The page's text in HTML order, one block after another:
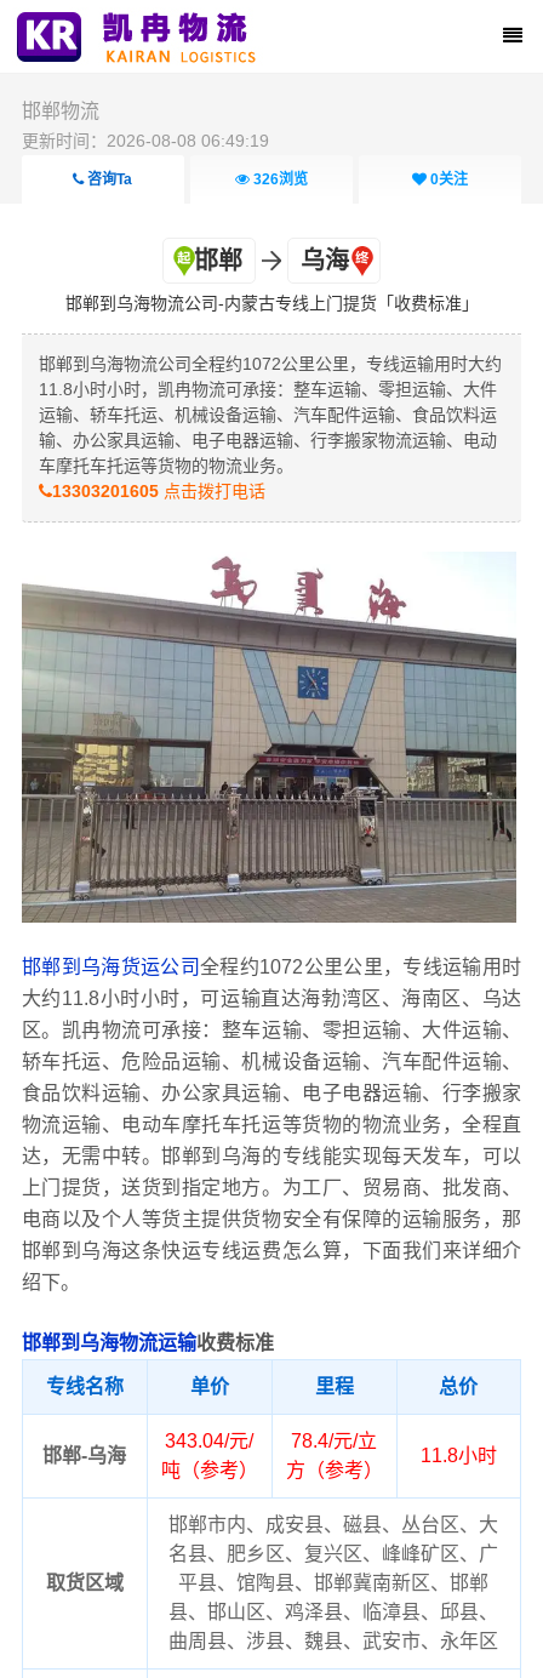
邯郸物流
更新时间：2026-08-08 06:49:19
咨询Ta 326浏览 0关注
邯郸 乌海
邯郸到乌海物流公司-内蒙古专线上门提货「收费标准」
邯郸到乌海物流公司全程约1072公里公里，专线运输用时大约
11.8小时小时，凯冉物流可承接：整车运输、零担运输、大件
运输、轿车托运、机械设备运输、汽车配件运输、食品饮料运
输、办公家具运输、电子电器运输、行李搬家物流运输、电动
车摩托车托运等货物的物流业务。
13303201605点击拨打电话
邯郸到乌海货运公司全程约1072公里公里，专线运输用时
大约11.8小时小时，可运输直达海勃湾区、海南区、乌达
区。凯冉物流可承接：整车运输、零担运输、大件运输、
轿车托运、危险品运输、机械设备运输、汽车配件运输、
食品饮料运输、办公家具运输、电子电器运输、行李搬家
物流运输、电动车摩托车托运等货物的物流业务，全程直
达，无需中转。邯郸到乌海的专线能实现每天发车，可以
上门提货，送货到指定地方。为工厂、贸易商、批发商、
电商以及个人等货主提供货物安全有保障的运输服务，那
邯郸到乌海这条快运专线运费怎么算，下面我们来详细介
绍下。
邯郸到乌海物流运输收费标准
专线名称 单价 里程 总价
邯郸-乌海
343.04/元/
吨（参考）
78.4/元/立
方（参考）
11.8小时
取货区域
邯郸市内、成安县、磁县、丛台区、大
名县、肥乡区、复兴区、峰峰矿区、广
平县、馆陶县、邯郸冀南新区、邯郸
县、邯山区、鸡泽县、临漳县、邱县、
曲周县、涉县、魏县、武安市、永年区